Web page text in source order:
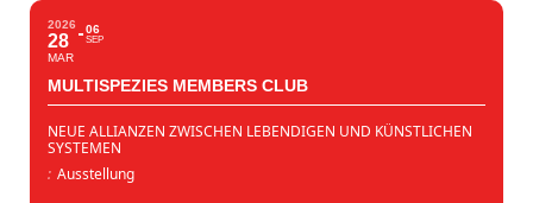
2026
28
MAR
06
SEP
MULTISPEZIES MEMBERS CLUB
NEUE ALLIANZEN ZWISCHEN LEBENDIGEN UND KÜNSTLICHEN
SYSTEMEN
: Ausstellung